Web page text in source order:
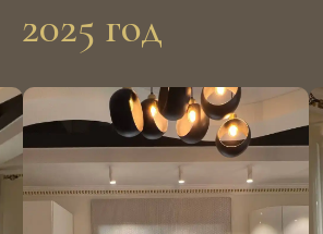
2025 год